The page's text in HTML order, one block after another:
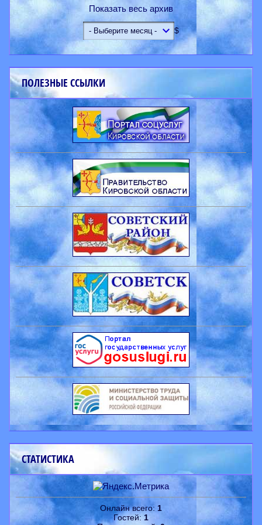
Показать весь архив
$
ПОЛЕЗНЫЕ ССЫЛКИ
СТАТИСТИКА
Онлайн всего: 1
Гостей:1